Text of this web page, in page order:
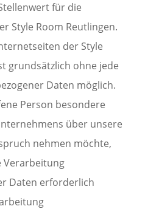
für die
Style Room Reutlingen.
der Style
grundsätzlich ohne jede
Daten möglich.
Person besondere
über unsere
nehmen möchte,
Verarbeitung
Daten erforderlich